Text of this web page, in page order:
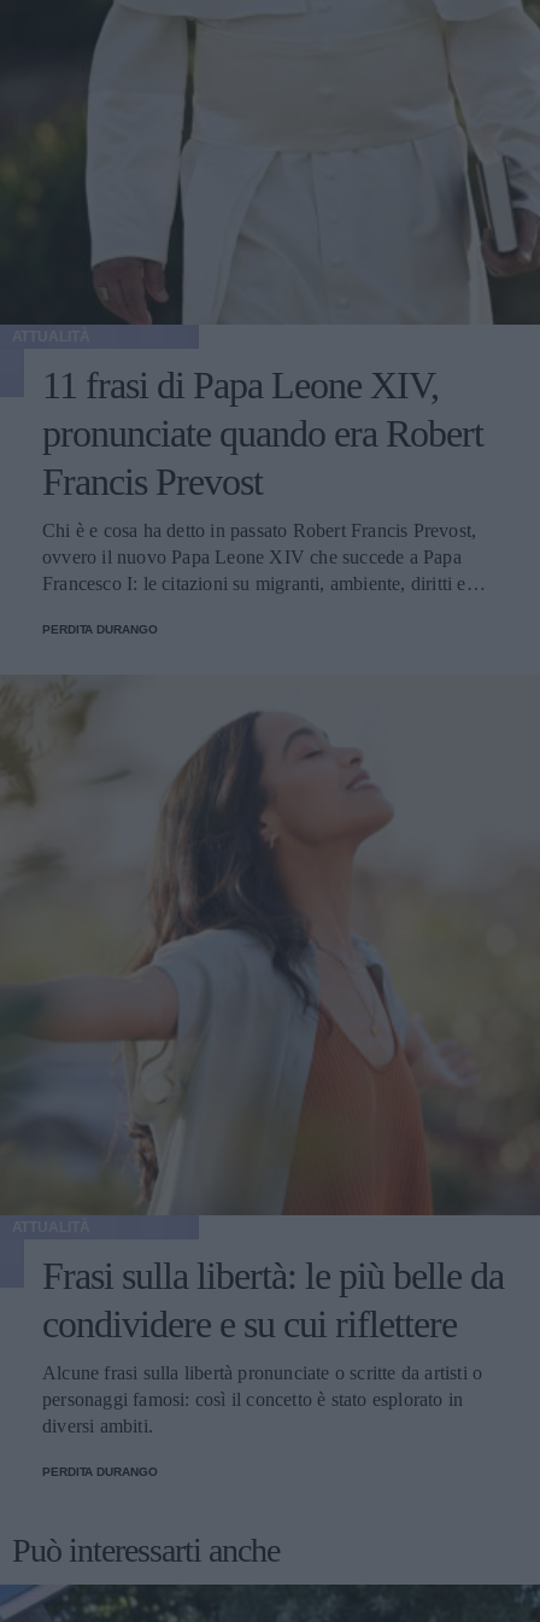
11 frasi di Papa Leone XIV,
pronunciate quando era Robert
Francis Prevost
Chi è e cosa ha detto in passato Robert Francis Prevost,
ovvero il nuovo Papa Leone XIV che succede a Papa
Francesco I: le citazioni su migranti, ambiente, diritti e
PERDITA DURANGO
Frasi sulla libertà: le più belle da
condividere e su cui riflettere
Alcune frasi sulla libertà pronunciate o scritte da artisti o
personaggi famosi: così il concetto è stato esplorato in
diversi ambiti.
PERDITA DURANGO
Può interessarti anche